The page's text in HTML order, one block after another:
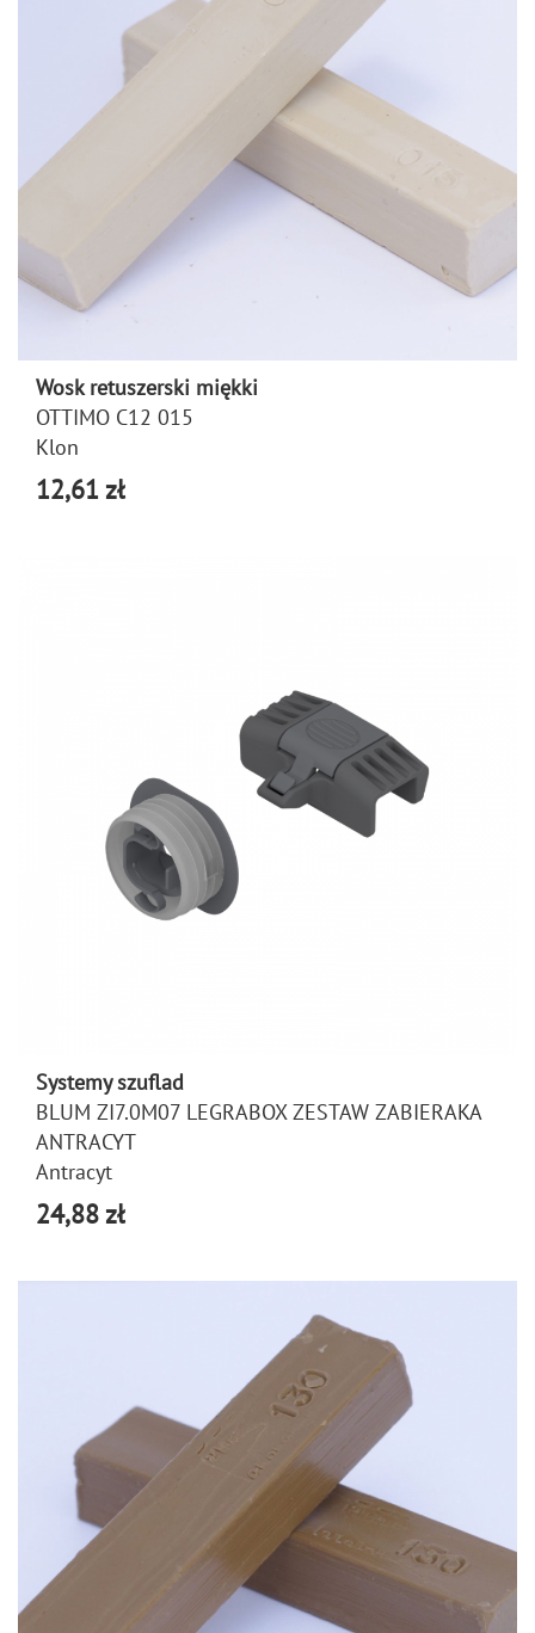
Wosk retuszerski miękki
OTTIMO C12 015
Klon
12,61 zł
Systemy szuflad
BLUM ZI7.0M07 LEGRABOX ZESTAW ZABIERAKA
ANTRACYT
Antracyt
24,88 zł